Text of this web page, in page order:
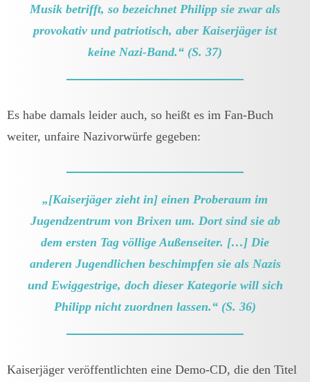
Musik betrifft, so bezeichnet Philipp sie zwar als
provokativ und patriotisch, aber Kaiserjäger ist
keine Nazi-Band.“ (S. 37)
Es habe damals leider auch, so heißt es im Fan-Buch
weiter, unfaire Nazivorwürfe gegeben:
„[Kaiserjäger zieht in] einen Proberaum im
Jugendzentrum von Brixen um. Dort sind sie ab
dem ersten Tag völlige Außenseiter. […] Die
anderen Jugendlichen beschimpfen sie als Nazis
und Ewiggestrige, doch dieser Kategorie will sich
Philipp nicht zuordnen lassen.“ (S. 36)
Kaiserjäger veröffentlichten eine Demo-CD, die den Titel